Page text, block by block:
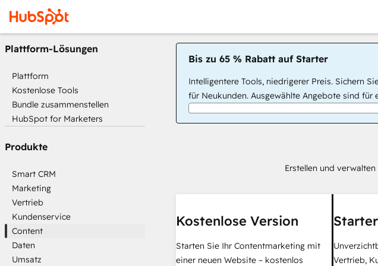
Plattform-Lösungen
Plattform
Kostenlose Tools
Bundle zusammenstellen
HubSpot for Marketers
Produkte
Smart CRM
Marketing
Vertrieb
Kundenservice
Content
Daten
Umsatz
Bis zu 65 % Rabatt auf Starter
Intelligentere Tools, niedrigerer Preis. Sichern
für Neukunden. Ausgewählte Angebote sind für
Erstellen und
Kostenlose Version
Starten Sie Ihr Contentmarketing mit
einer neuen Website – kostenlos
Starter
Vertrieb,